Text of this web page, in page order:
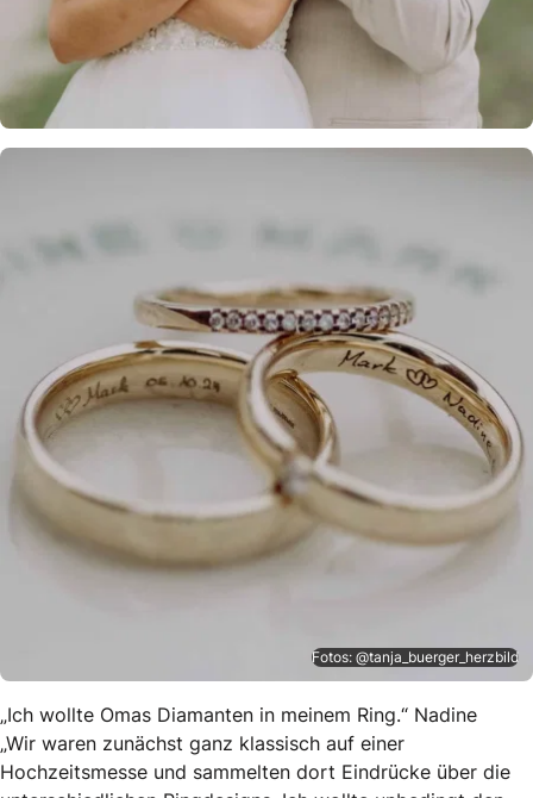
Fotos: @tanja_buerger_herzbild
„Ich wollte Omas Diamanten in meinem Ring.“ Nadine
„Wir waren zunächst ganz klassisch auf einer
Hochzeitsmesse und sammelten dort Eindrücke über die